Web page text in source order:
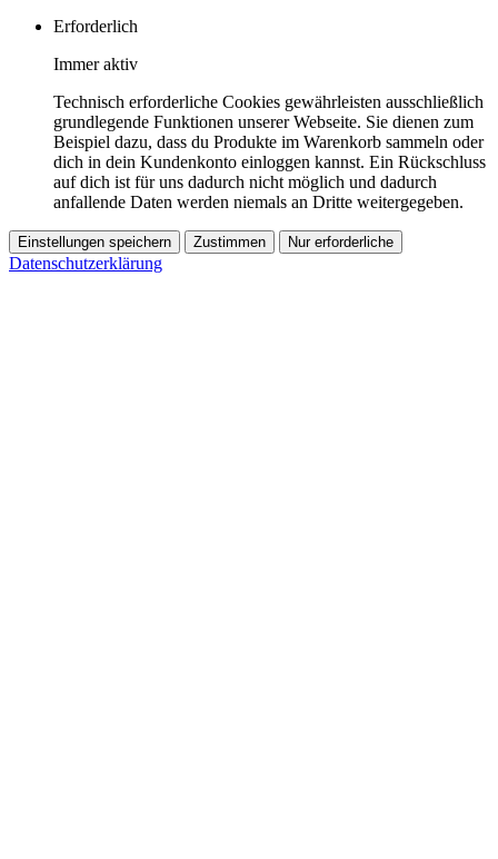
Erforderlich
Immer aktiv
Technisch erforderliche Cookies gewährleisten ausschließlich
grundlegende Funktionen unserer Webseite. Sie dienen zum
Beispiel dazu, dass du Produkte im Warenkorb sammeln oder
dich in dein Kundenkonto einloggen kannst. Ein Rückschluss
auf dich ist für uns dadurch nicht möglich und dadurch
anfallende Daten werden niemals an Dritte weitergegeben.
Einstellungen speichern Zustimmen Nur erforderliche
Datenschutzerklärung